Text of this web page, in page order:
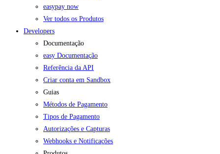
easypay now
Ver todos os Produtos
Developers
Documentação
easy Documentação
Referência da API
Criar conta em Sandbox
Guias
Métodos de Pagamento
Tipos de Pagamento
Autorizações e Capturas
Webhooks e Notificações